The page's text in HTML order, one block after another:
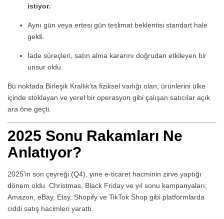
istiyor.
Aynı gün veya ertesi gün teslimat beklentisi standart hale
geldi.
İade süreçleri, satın alma kararını doğrudan etkileyen bir
unsur oldu.
Bu noktada Birleşik Krallık’ta fiziksel varlığı olan, ürünlerini ülke
içinde stoklayan ve yerel bir operasyon gibi çalışan satıcılar açık
ara öne geçti.
2025 Sonu Rakamları Ne
Anlatıyor?
2025’in son çeyreği (Q4), yine e-ticaret hacminin zirve yaptığı
dönem oldu. Christmas, Black Friday ve yıl sonu kampanyaları;
Amazon, eBay, Etsy, Shopify ve TikTok Shop gibi platformlarda
ciddi satış hacimleri yarattı.